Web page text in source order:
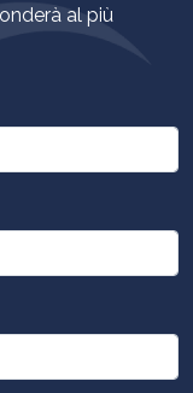
al più